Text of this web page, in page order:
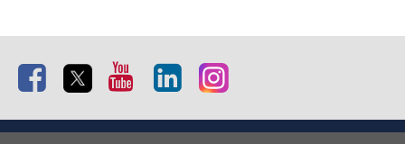
Facebook Twitter Youtube Linkedin